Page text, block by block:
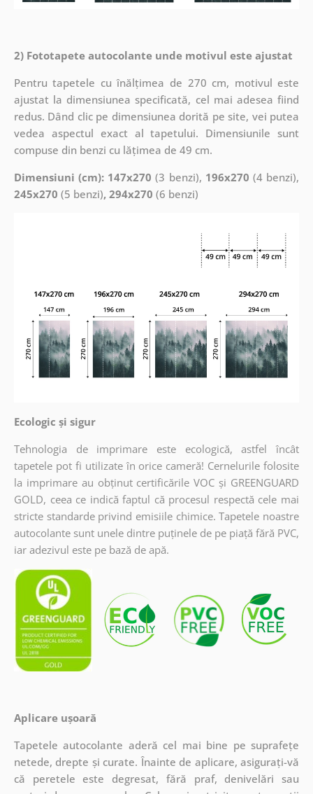
2) Fototapete autocolante unde motivul este ajustat
Pentru tapetele cu înălțimea de 270 cm, motivul este
ajustat la dimensiunea specificată, cel mai adesea fiind
redus. Dând clic pe dimensiunea dorită pe site, vei putea
vedea aspectul exact al tapetului. Dimensiunile sunt
compuse din benzi cu lățimea de 49 cm.
Dimensiuni (cm): 147x270 (3 benzi), 196x270 (4 benzi),
245x270 (5 benzi), 294x270 (6 benzi)
Ecologic și sigur
Tehnologia de imprimare este ecologică, astfel încât
tapetele pot fi utilizate în orice cameră! Cernelurile folosite
la imprimare au obținut certificările VOC și GREENGUARD
GOLD, ceea ce indică faptul că procesul respectă cele mai
stricte standarde privind emisiile chimice. Tapetele noastre
autocolante sunt unele dintre puținele de pe piață fără PVC,
iar adezivul este pe bază de apă.
Aplicare ușoară
Tapetele autocolante aderă cel mai bine pe suprafețe
netede, drepte și curate. Înainte de aplicare, asigurați-vă
că peretele este degresat, fără praf, denivelări sau